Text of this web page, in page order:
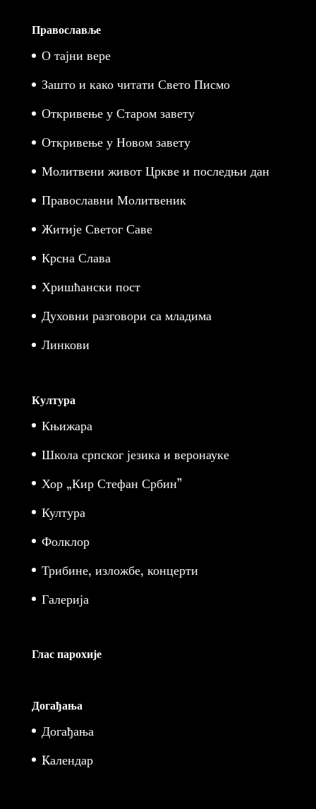
Православље
О тајни вере
Зашто и како читати Свето Писмо
Откривење у Старом завету
Откривење у Новом завету
Молитвени живот Цркве и последњи дан
Православни Молитвеник
Житије Светог Саве
Крсна Слава
Хришћански пост
Духовни разговори са младима
Линкови
Култура
Књижара
Школа српског језика и веронауке
Хор „Кир Стефан Србин”
Култура
Фолклор
Трибине, изложбе, концерти
Галерија
Глас парохије
Догађања
Догађања
Kалендар